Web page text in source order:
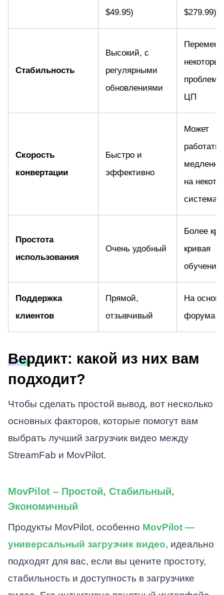
$49.95)
$279.99)
Стабильность
Высокий, с
регулярными
обновлениями
ЦП
Скорость
конвертации
Быстро и
эффективно
Может
работать
на
системах
Простота
использования
Очень удобный
Более
кривая
обучения
Поддержка
клиентов
Прямой,
отзывчивый
На основе
форума
Вердикт: какой из них вам
подходит?
Чтобы сделать простой вывод, вот несколько
основных факторов, которые помогут вам
выбрать лучший загрузчик видео между
StreamFab и MovPilot.
MovPilot – Простой, Стабильный,
Экономичный
Продукты MovPilot, особенно MovPilot —
универсальный загрузчик видео, идеально
подходят для вас, если вы цените простоту,
стабильность и доступность в загрузчике